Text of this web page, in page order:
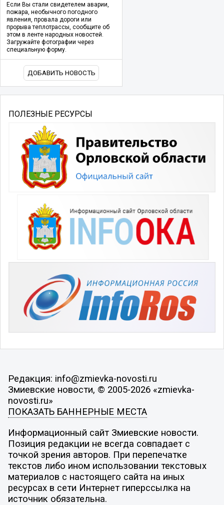
Если Вы стали свидетелем аварии,
пожара, необычного погодного
явления, провала дороги или
прорыва теплотрассы, сообщите об
этом в ленте народных новостей.
Загружайте фотографии через
специальную форму.
ДОБАВИТЬ НОВОСТЬ
ПОЛЕЗНЫЕ РЕСУРСЫ
Редакция: info@zmievka-novosti.ru
Змиевские новости, © 2005-2026 «zmievka-
novosti.ru»
ПОКАЗАТЬ БАННЕРНЫЕ МЕСТА
Информационный сайт Змиевские новости.
Позиция редакции не всегда совпадает с
точкой зрения авторов. При перепечатке
текстов либо ином использовании текстовых
материалов с настоящего сайта на иных
ресурсах в сети Интернет гиперссылка на
источник обязательна.